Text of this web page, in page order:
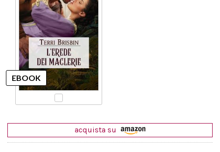
acquista su